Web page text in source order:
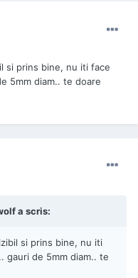
si prins bine, nu iti face
5mm diam.. te doare
a scris:
si prins bine, nu iti
gauri de 5mm diam.. te